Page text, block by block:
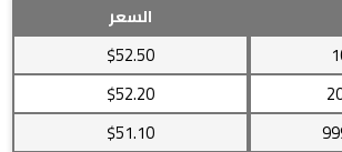
السعر
$52.50
$52.20
$51.10